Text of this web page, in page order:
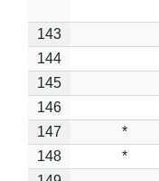
143
144
145
146
147
*
148
*